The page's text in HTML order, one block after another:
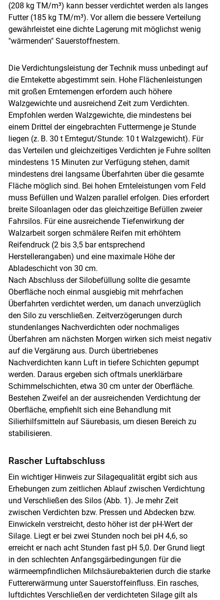
(208 kg TM/​m³) kann besser verdichtet werden als langes
Futter (185 kg TM/​m³). Vor allem die bessere Verteilung
gewährleistet eine dichte Lagerung mit möglichst wenig
"wärmenden" Sauerstoffnestern.
Die Verdichtungsleistung der Technik muss unbedingt auf
die Erntekette abgestimmt sein. Hohe Flächenleistungen
mit großen Erntemengen erfordern auch höhere
Walzgewichte und ausreichend Zeit zum Verdichten.
Empfohlen werden Walzgewichte, die mindestens bei
einem Drittel der eingebrachten Futtermenge je Stunde
liegen (z. B. 30 t Erntegut/​Stunde: 10 t Walzgewicht). Für
das Verteilen und gleichzeitiges Verdichten je Fuhre sollten
mindestens 15 Minuten zur Verfügung stehen, damit
mindestens drei langsame Überfahrten über die gesamte
Fläche möglich sind. Bei hohen Ernteleistungen vom Feld
muss Befüllen und Walzen parallel erfolgen. Dies erfordert
breite Siloanlagen oder das gleichzeitige Befüllen zweier
Fahrsilos. Für eine ausreichende Tiefenwirkung der
Walzarbeit sorgen schmälere Reifen mit erhöhtem
Reifendruck (2 bis 3,5 bar entsprechend
Herstellerangaben) und eine maximale Höhe der
Abladeschicht von 30 cm.
Nach Abschluss der Silobefüllung sollte die gesamte
Oberfläche noch einmal ausgiebig mit mehrfachen
Überfahrten verdichtet werden, um danach unverzüglich
den Silo zu verschließen. Zeitverzögerungen durch
stundenlanges Nachverdichten oder nochmaliges
Überfahren am nächsten Morgen wirken sich meist negativ
auf die Vergärung aus. Durch übertriebenes
Nachverdichten kann Luft in tiefere Schichten gepumpt
werden. Daraus ergeben sich oftmals unerklärbare
Schimmelschichten, etwa 30 cm unter der Oberfläche.
Bestehen Zweifel an der ausreichenden Verdichtung der
Oberfläche, empfiehlt sich eine Behandlung mit
Silierhilfsmitteln auf Säurebasis, um diesen Bereich zu
stabilisieren.
Rascher Luftabschluss
Ein wichtiger Hinweis zur Silagequalität ergibt sich aus
Erhebungen zum zeitlichen Ablauf zwischen Verdichtung
und Verschließen des Silos (Abb. 1). Je mehr Zeit
zwischen Verdichten bzw. Pressen und Abdecken bzw.
Einwickeln verstreicht, desto höher ist der pH-Wert der
Silage. Liegt er bei zwei Stunden noch bei pH 4,6, so
erreicht er nach acht Stunden fast pH 5,0. Der Grund liegt
in den schlechten Anfangsgärbedingungen für die
wärmeempfindlichen Milchsäurebakterien durch die starke
Futtererwärmung unter Sauerstoffeinfluss. Ein rasches,
luftdichtes Verschließen der verdichteten Silage gilt als